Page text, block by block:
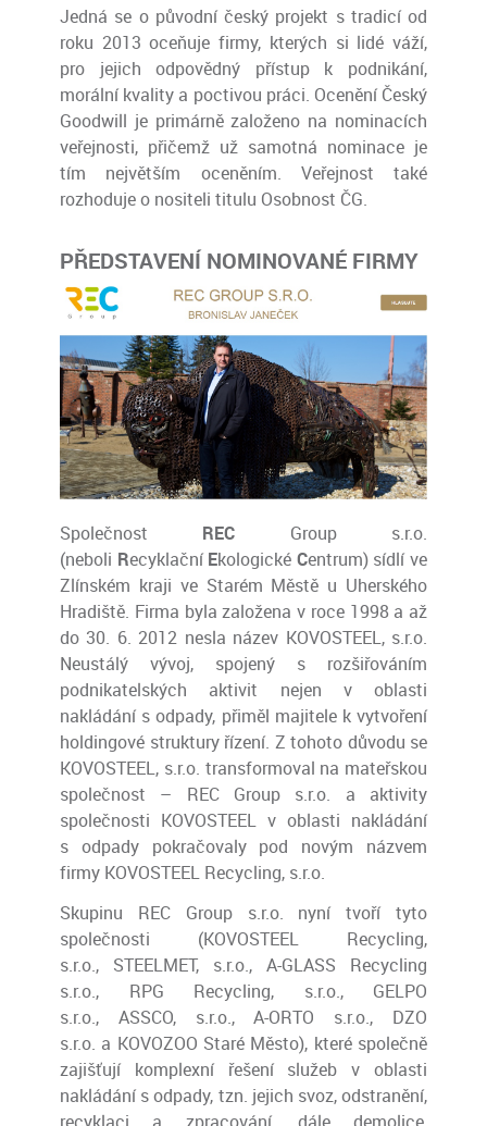
Jedná se o původní český projekt s tradicí od
roku 2013 oceňuje firmy, kterých si lidé váží,
pro jejich odpovědný přístup k podnikání,
morální kvality a poctivou práci. Ocenění Český
Goodwill je primárně založeno na nominacích
veřejnosti, přičemž už samotná nominace je
tím největším oceněním. Veřejnost také
rozhoduje o nositeli titulu Osobnost ČG.
PŘEDSTAVENÍ NOMINOVANÉ FIRMY
Společnost REC Group s.r.o.
(neboli Recyklační Ekologické Centrum) sídlí ve
Zlínském kraji ve Starém Městě u Uherského
Hradiště. Firma byla založena v roce 1998 a až
do 30. 6. 2012 nesla název KOVOSTEEL, s.r.o.
Neustálý vývoj, spojený s rozšiřováním
podnikatelských aktivit nejen v oblasti
nakládání s odpady, přiměl majitele k vytvoření
holdingové struktury řízení. Z tohoto důvodu se
KOVOSTEEL, s.r.o. transformoval na mateřskou
společnost – REC Group s.r.o. a aktivity
společnosti KOVOSTEEL v oblasti nakládání
s odpady pokračovaly pod novým názvem
firmy KOVOSTEEL Recycling, s.r.o.
Skupinu REC Group s.r.o. nyní tvoří tyto
společnosti (KOVOSTEEL Recycling,
s.r.o., STEELMET, s.r.o., A-GLASS Recycling
s.r.o., RPG Recycling, s.r.o., GELPO
s.r.o., ASSCO, s.r.o., A-ORTO s.r.o., DZO
s.r.o. a KOVOZOO Staré Město), které společně
zajišťují komplexní řešení služeb v oblasti
nakládání s odpady, tzn. jejich svoz, odstranění,
recyklaci a zpracování, dále demolice,